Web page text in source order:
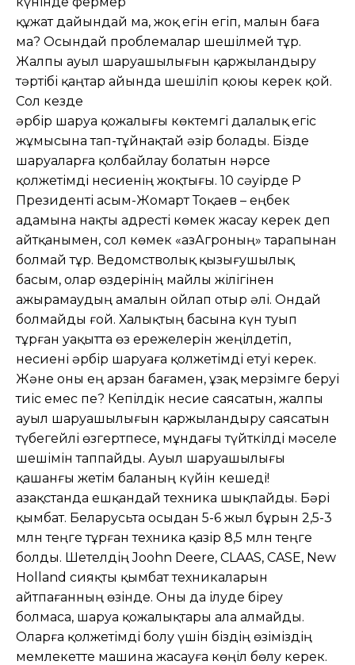
құжат дайындай ма, жоқ егін егіп, малын баға
ма? Осындай проблемалар шешілмей тұр.
Жалпы ауыл шаруашылығын қаржыландыру
тәртібі қаңтар айында шешіліп қоюы керек қой.
Сол кезде
әрбір шаруа қожалығы көктемгі далалық егіс
жұмысына тап-тұйнақтай әзір болады. Бізде
шаруаларға қолбайлау болатын нәрсе
қолжетімді несиенің жоқтығы. 10 сәуірде ҚР
Президенті Қасым-Жомарт Тоқаев – еңбек
адамына нақты адресті көмек жасау керек деп
айтқанымен, сол көмек «ҚазАгроның» тарапынан
болмай тұр. Ведомстволық қызығушылық
басым, олар өздерінің майлы жілігінен
ажырамаудың амалын ойлап отыр әлі. Ондай
болмайды ғой. Халықтың басына күн туып
тұрған уақытта өз ережелерін жеңілдетіп,
несиені әрбір шаруаға қолжетімді етуі керек.
Және оны ең арзан бағамен, ұзақ мерзімге беруі
тиіс емес пе? Кепілдік несие саясатын, жалпы
ауыл шаруашылығын қаржыландыру саясатын
түбегейлі өзгертпесе, мұндағы түйткілді мәселе
шешімін таппайды. Ауыл шаруашылығы
қашанғы жетім баланың күйін кешеді!
Қазақстанда ешқандай техника шықпайды. Бәрі
қымбат. Беларусьта осыдан 5-6 жыл бұрын 2,5-3
млн теңге тұрған техника қазір 8,5 млн теңге
болды. Шетелдің Joohn Deere, CLAAS, CASE, New
Holland сияқты қымбат техникаларын
айтпағанның өзінде. Оны да ілуде біреу
болмаса, шаруа қожалықтары ала алмайды.
Оларға қолжетімді болу үшін біздің өзіміздің
мемлекетте машина жасауға көңіл бөлу керек.